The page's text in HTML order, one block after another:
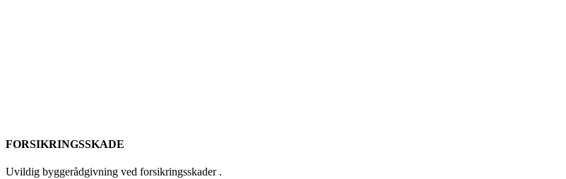
FORSIKRINGSSKADE
Uvildig byggerådgivning ved forsikringsskader .